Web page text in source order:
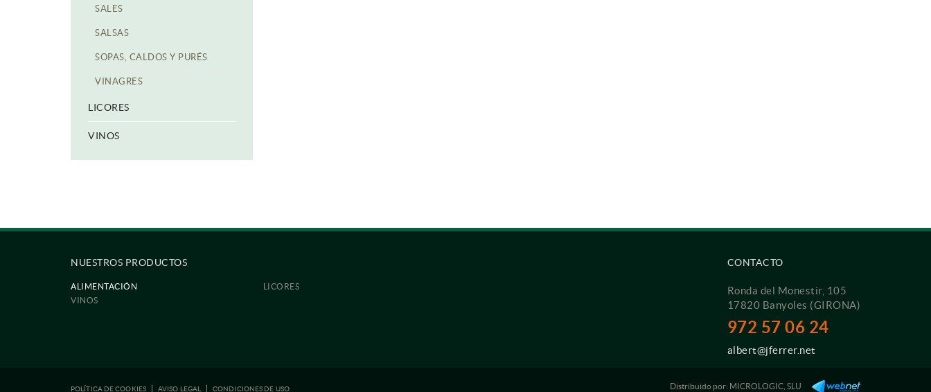
SALES
SALSAS
SOPAS, CALDOS Y PURÉS
VINAGRES
LICORES
VINOS
NUESTROS PRODUCTOS
ALIMENTACIÓN
LICORES
VINOS
CONTACTO
Ronda del Monestir, 105
17820 Banyoles (GIRONA)
972 57 06 24
albert@jferrer.net
POLÍTICA DE COOKIES AVISO LEGAL CONDICIONES DE USO Distribuido por: MICROLOGIC, SLU